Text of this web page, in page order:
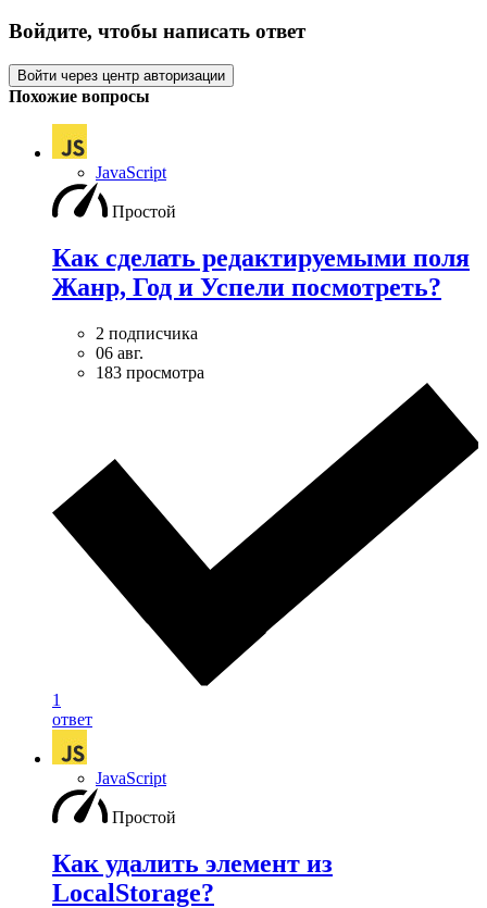
Войдите, чтобы написать ответ
Войти через центр авторизации
Похожие вопросы
JavaScript
Простой
Как сделать редактируемыми поля
Жанр, Год и Успели посмотреть?
2 подписчика
06 авг.
183 просмотра
1
ответ
JavaScript
Простой
Как удалить элемент из
LocalStorage?